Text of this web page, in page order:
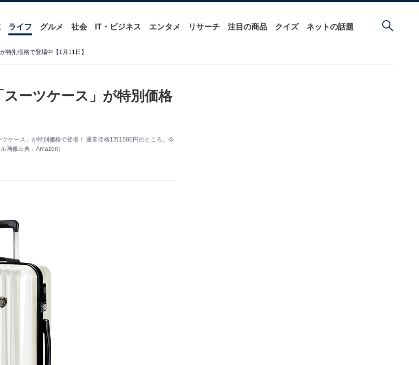
ライフ グルメ 社会 IT・ビジネス エンタメ リサーチ 注目の商品 クイズ ネットの話題
特別価格で登場中【1月11日】
ーツケース」が特別価格
ケース」が特別価格で登場！ 通常価格1万1580円のところ、今
画像出典：Amazon）